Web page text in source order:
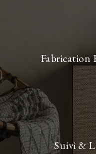
Fabrication
Suivi &